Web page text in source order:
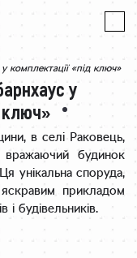
комплектації «під ключ»
у
ключ»
в селі Раковець,
вражаючий будинок
унікальна споруда,
прикладом
і будівельників.